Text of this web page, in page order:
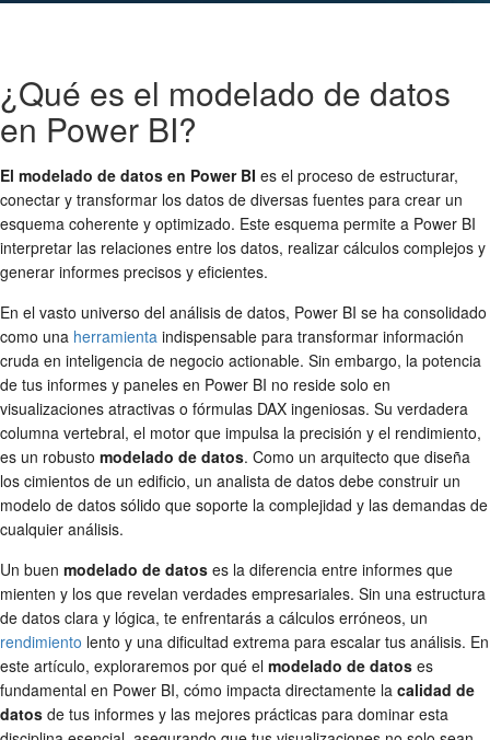
¿Qué es el modelado de datos
en Power BI?
El modelado de datos en Power BI es el proceso de estructurar,
conectar y transformar los datos de diversas fuentes para crear un
esquema coherente y optimizado. Este esquema permite a Power BI
interpretar las relaciones entre los datos, realizar cálculos complejos y
generar informes precisos y eficientes.
En el vasto universo del análisis de datos, Power BI se ha consolidado
como una herramienta indispensable para transformar información
cruda en inteligencia de negocio actionable. Sin embargo, la potencia
de tus informes y paneles en Power BI no reside solo en
visualizaciones atractivas o fórmulas DAX ingeniosas. Su verdadera
columna vertebral, el motor que impulsa la precisión y el rendimiento,
es un robusto modelado de datos. Como un arquitecto que diseña
los cimientos de un edificio, un analista de datos debe construir un
modelo de datos sólido que soporte la complejidad y las demandas de
cualquier análisis.
Un buen modelado de datos es la diferencia entre informes que
mienten y los que revelan verdades empresariales. Sin una estructura
de datos clara y lógica, te enfrentarás a cálculos erróneos, un
rendimiento lento y una dificultad extrema para escalar tus análisis. En
este artículo, exploraremos por qué el modelado de datos es
fundamental en Power BI, cómo impacta directamente la calidad de
datos de tus informes y las mejores prácticas para dominar esta